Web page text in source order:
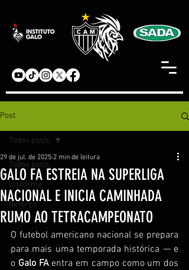
Post
Todos posts
Uniforme
Reforço
Todos posts
GALO FA ESTREIA NA SUPERLIGA
NACIONAL E INICIA CAMINHADA
RUMO AO TETRACAMPEONATO
29 de jul. de 2025 2 min de leitura
O futebol americano nacional se prepara
para mais uma temporada histórica — e
o Galo FA entra em campo como um dos